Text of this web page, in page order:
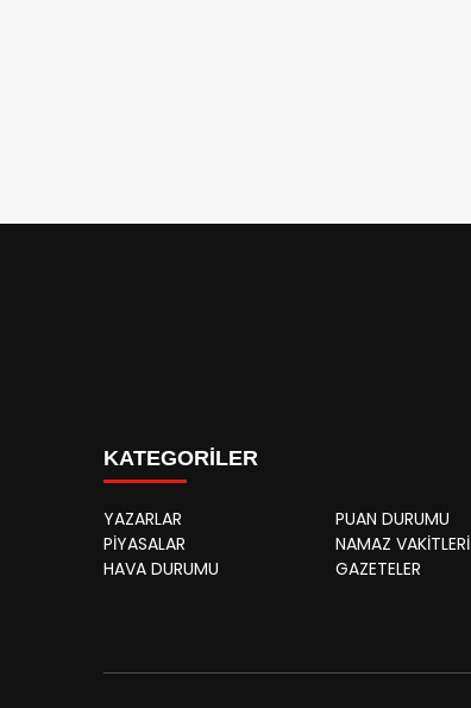
KATEGORİLER
YAZARLAR
PUAN DURUMU
PİYASALAR
NAMAZ VAKİTLERİ
HAVA DURUMU
GAZETELER